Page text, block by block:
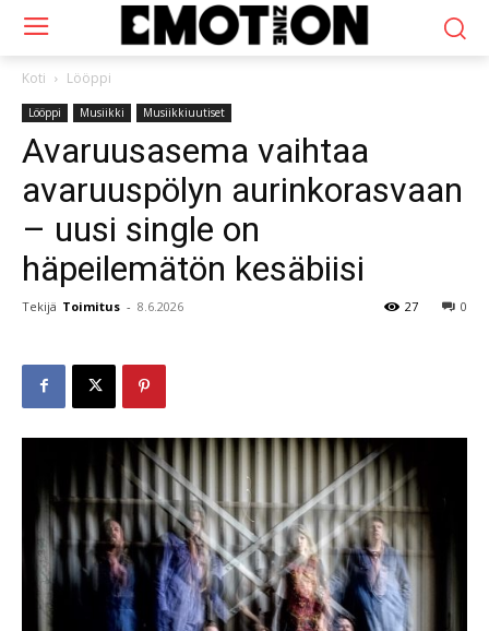
Koti Lööppi
Lööppi Musiikki Musiikkiuutiset
Avaruusasema vaihtaa
avaruuspölyn aurinkorasvaan
– uusi single on
häpeilemätön kesäbiisi
Tekijä Toimitus - 8.6.2026 0
27